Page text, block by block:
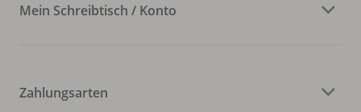
Mein Schreibtisch / Konto
Zahlungsarten